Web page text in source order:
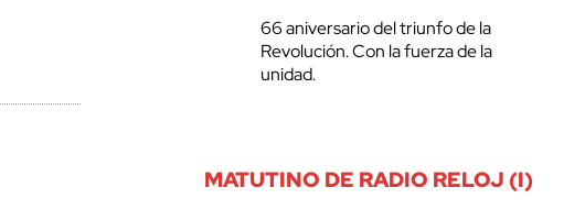
66 aniversario del triunfo de la
Revolución. Con la fuerza de la
unidad.
MATUTINO DE RADIO RELOJ (I)